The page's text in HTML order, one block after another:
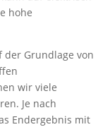
hohe
der Grundlage von
wir viele
Je nach
Endergebnis mit